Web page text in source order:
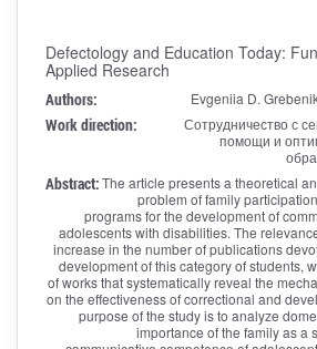
Defectology and Education Today:
Applied Research
Authors: Evgeniia D.
Work direction:
Сотрудничество с
помощи и
Abstract:The article presents a theoretical
problem of family
programs for the development of
adolescents with disabilities. The
increase in the number of publications
development of this category of students,
of works that systematically reveal the
on the effectiveness of correctional and
purpose of the study is to analyze
importance of the family as a